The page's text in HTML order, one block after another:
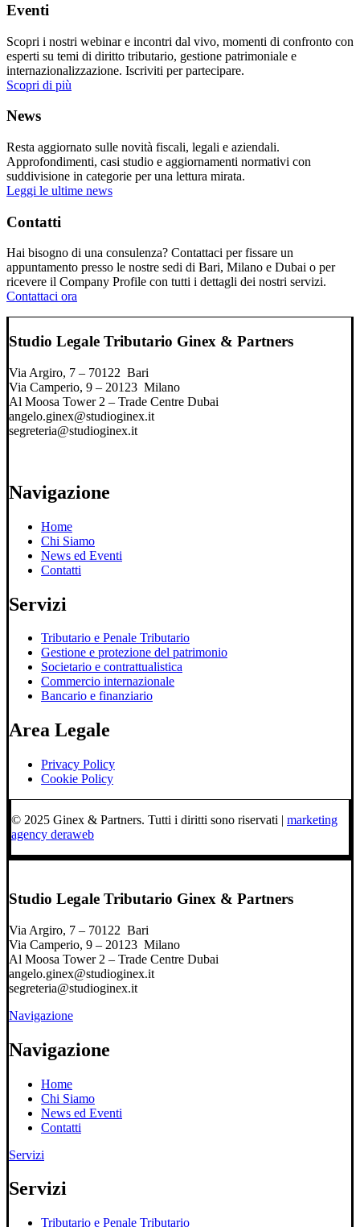
Eventi
Scopri i nostri webinar e incontri dal vivo, momenti di confronto con
esperti su temi di diritto tributario, gestione patrimoniale e
internazionalizzazione. Iscriviti per partecipare.
Scopri di più
News
Resta aggiornato sulle novità fiscali, legali e aziendali.
Approfondimenti, casi studio e aggiornamenti normativi con
suddivisione in categorie per una lettura mirata.
Leggi le ultime news
Contatti
Hai bisogno di una consulenza? Contattaci per fissare un
appuntamento presso le nostre sedi di Bari, Milano e Dubai o per
ricevere il Company Profile con tutti i dettagli dei nostri servizi.
Contattaci ora
Studio Legale Tributario Ginex & Partners
Via Argiro, 7 – 70122 Bari
Via Camperio, 9 – 20123 Milano
Al Moosa Tower 2 – Trade Centre Dubai
angelo.ginex@studioginex.it
segreteria@studioginex.it
Navigazione
Home
Chi Siamo
News ed Eventi
Contatti
Servizi
Tributario e Penale Tributario
Gestione e protezione del patrimonio
Societario e contrattualistica
Commercio internazionale
Bancario e finanziario
Area Legale
Privacy Policy
Cookie Policy
© 2025 Ginex & Partners. Tutti i diritti sono riservati | marketing
agency deraweb
Studio Legale Tributario Ginex & Partners
Via Argiro, 7 – 70122 Bari
Via Camperio, 9 – 20123 Milano
Al Moosa Tower 2 – Trade Centre Dubai
angelo.ginex@studioginex.it
segreteria@studioginex.it
Navigazione
Navigazione
Home
Chi Siamo
News ed Eventi
Contatti
Servizi
Servizi
Tributario e Penale Tributario